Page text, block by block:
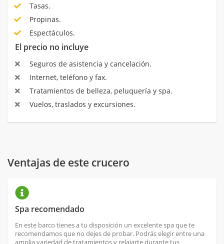
Tasas.
Propinas.
Espectáculos.
El precio no incluye
Seguros de asistencia y cancelación.
Internet, teléfono y fax.
Tratamientos de belleza, peluquería y spa.
Vuelos, traslados y excursiones.
Ventajas de este crucero
Spa recomendado
En este barco tienes a tu disposición un excelente spa que te
recomendamos que no dejes de probar. Podrás elegir entre una
amplia variedad de tratamientos y relajarte durante tus